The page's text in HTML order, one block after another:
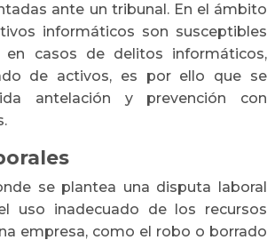
ante un tribunal. En el ámbito
informáticos son susceptibles
casos de delitos informáticos,
de activos, es por ello que se
antelación y prevención con
se plantea una disputa laboral
uso inadecuado de los recursos
empresa, como el robo o borrado